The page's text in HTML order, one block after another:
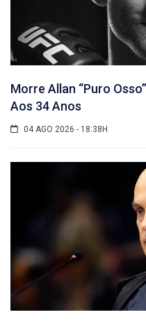
Morre Allan “Puro
Aos 34 Anos
04 AGO 2026 - 18:38H